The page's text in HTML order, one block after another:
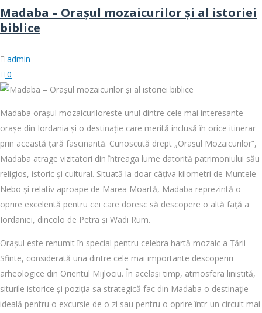
Madaba – Orașul mozaicurilor și al istoriei
biblice
admin
0
Madaba orașul mozaicuriloreste unul dintre cele mai interesante
orașe din Iordania și o destinație care merită inclusă în orice itinerar
prin această țară fascinantă. Cunoscută drept „Orașul Mozaicurilor”,
Madaba atrage vizitatori din întreaga lume datorită patrimoniului său
religios, istoric și cultural. Situată la doar câțiva kilometri de Muntele
Nebo și relativ aproape de Marea Moartă, Madaba reprezintă o
oprire excelentă pentru cei care doresc să descopere o altă față a
Iordaniei, dincolo de Petra și Wadi Rum.
Orașul este renumit în special pentru celebra hartă mozaic a Țării
Sfinte, considerată una dintre cele mai importante descoperiri
arheologice din Orientul Mijlociu. În același timp, atmosfera liniștită,
siturile istorice și poziția sa strategică fac din Madaba o destinație
ideală pentru o excursie de o zi sau pentru o oprire într-un circuit mai